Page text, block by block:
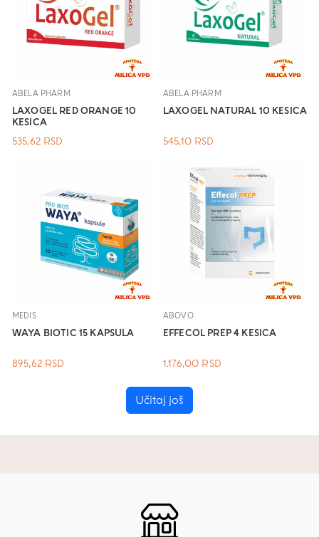
ABELA PHARM
LAXOGEL RED ORANGE 10
KESICA
535,62 RSD
ABELA PHARM
LAXOGEL NATURAL 10 KESICA
545,10 RSD
MEDIS
WAYA BIOTIC 15 KAPSULA
895,62 RSD
ABOVO
EFFECOL PREP 4 KESICA
1.176,00 RSD
Učitaj još